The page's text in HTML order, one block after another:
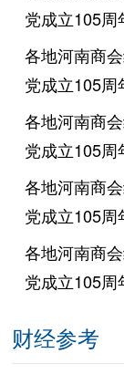
党成立105周
各地河南商
党成立105周
各地河南商
党成立105周
各地河南商
党成立105周
各地河南商
党成立105周
财经参考